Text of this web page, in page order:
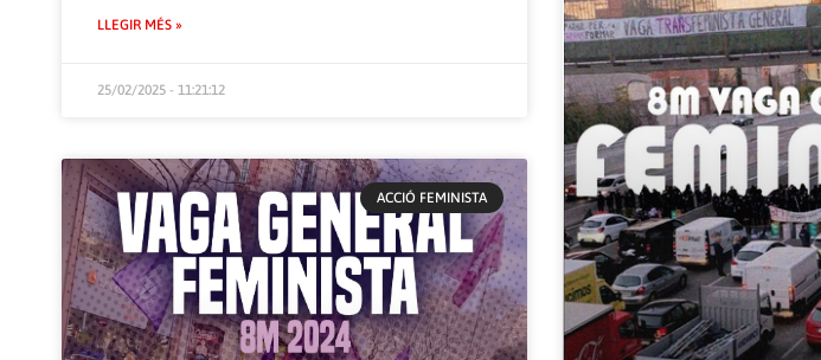
LLEGIR MÉS »
25/02/2025 - 11:21:12
ACCIÓ FEMINISTA